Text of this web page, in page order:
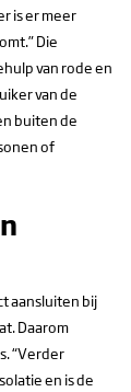
is er meer
Die
van rode en
van de
buiten de
of
aansluiten bij
Daarom
“Verder
en is de